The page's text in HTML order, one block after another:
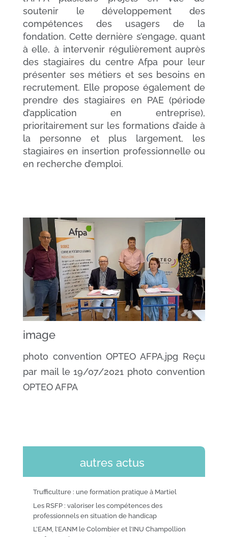
soutenir le développement des
compétences des usagers de la
fondation. Cette dernière s’engage, quant
à elle, à intervenir régulièrement auprès
des stagiaires du centre Afpa pour leur
présenter ses métiers et ses besoins en
recrutement. Elle propose également de
prendre des stagiaires en PAE (période
d’application en entreprise),
prioritairement sur les formations d’aide à
la personne et plus largement, les
stagiaires en insertion professionnelle ou
en recherche d’emploi.
image
photo convention OPTEO AFPA.jpg Reçu
par mail le 19/07/2021 photo convention
OPTEO AFPA
autres actus
Trufficulture : une formation pratique à Martiel
Les RSFP : valoriser les compétences des
professionnels en situation de handicap
L’EAM, l’EANM le Colombier et l’INU Champollion